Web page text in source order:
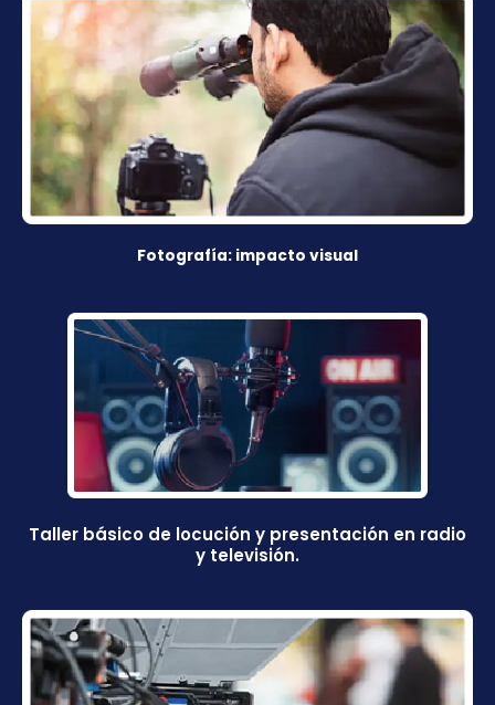
Fotografía: impacto visual
Taller básico de locución y presentación en radio
y televisión.